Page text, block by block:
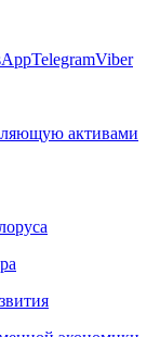
TelegramViber
активами